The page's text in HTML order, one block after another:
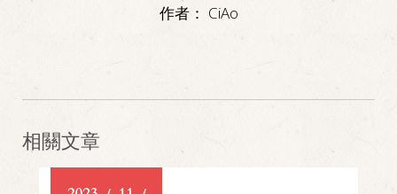
作者： CiAo
相關文章